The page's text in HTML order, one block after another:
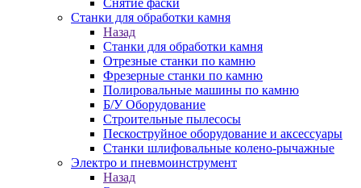
Снятие фаски
Станки для обработки камня
Назад
Станки для обработки камня
Отрезные станки по камню
Фрезерные станки по камню
Полировальные машины по камню
Б/У Оборудование
Строительные пылесосы
Пескоструйное оборудование и аксессуары
Станки шлифовальные колено-рычажные
Электро и пневмоинструмент
Назад